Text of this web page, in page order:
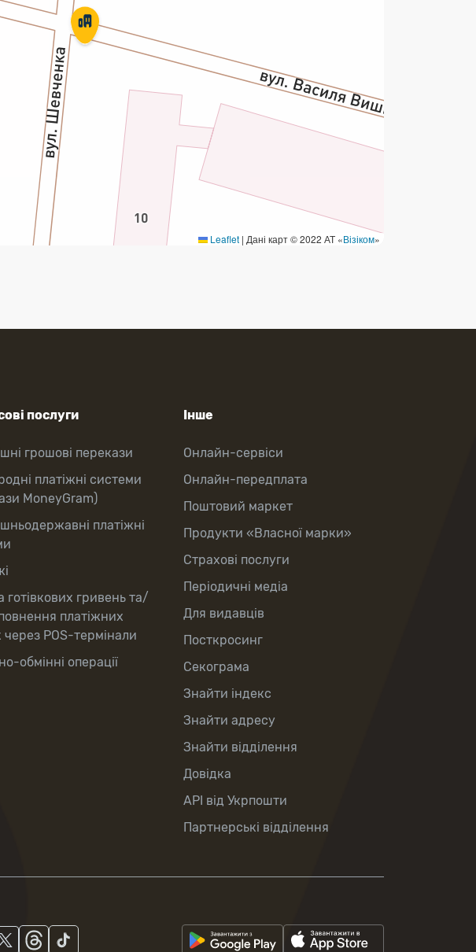
Leaflet | Дані карт © 2022 АТ «Візіком»
послуги
грошові перекази
платіжні системи
MoneyGram)
платіжні
готівкових гривень та/
платіжних
через POS-термінали
обмінні операції
Інше
Онлайн-сервіси
Онлайн-передплата
Поштовий маркет
Продукти «Власної марки»
Страхові послуги
Періодичні медіа
Для видавців
Посткросинг
Секограма
Знайти індекс
Знайти адресу
Знайти відділення
Довідка
API від Укрпошти
Партнерські відділення